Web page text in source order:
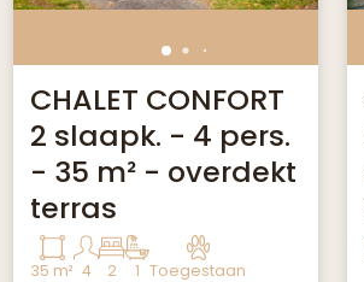
CHALET CONFORT
2 slaapk. - 4 pers.
- 35 m² - overdekt
terras
35 m² 4 2 1 Toegestaan